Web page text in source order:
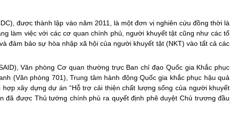
được thành lập vào năm 2011, là một đơn vị nghiên cứu đồng thời là
làm việc với các cơ quan chính phủ, người khuyết tật cũng như các tổ
đảm bảo sự hòa nhập xã hội của người khuyết tật (NKT) vào tất cả các
Văn phòng Cơ quan thường trực Ban chỉ đạo Quốc gia Khắc phục
(Văn phòng 701), Trung tâm hành động Quốc gia khắc phục hậu quả
xây dựng dự án “Hỗ trợ cải thiện chất lượng sống của người khuyết
đã được Thủ tướng chính phủ ra quyết định phê duyệt Chủ trương đầu